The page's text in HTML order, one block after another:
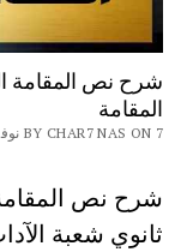
شرح نص المقامة
المقامة
BY CHAR7 NAS ON 7 نوفمبر، 2025
ثانوي شعبة